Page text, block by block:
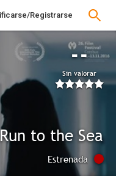
Registrarse
--
Sin valorar
to the Sea
Estrenada